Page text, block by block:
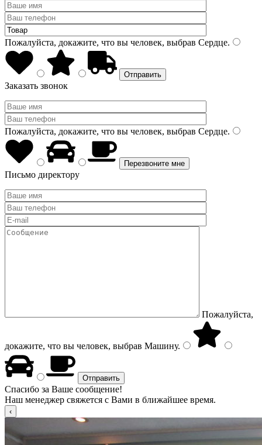
Пожалуйста, докажите, что вы человек, выбрав Сердце.
Заказать звонок
Пожалуйста, докажите, что вы человек, выбрав Сердце.
Письмо директору
Пожалуйста,
докажите, что вы человек, выбрав Машину.
Спасибо за Ваше сообщение!
Наш менеджер свяжется с Вами в ближайшее время.